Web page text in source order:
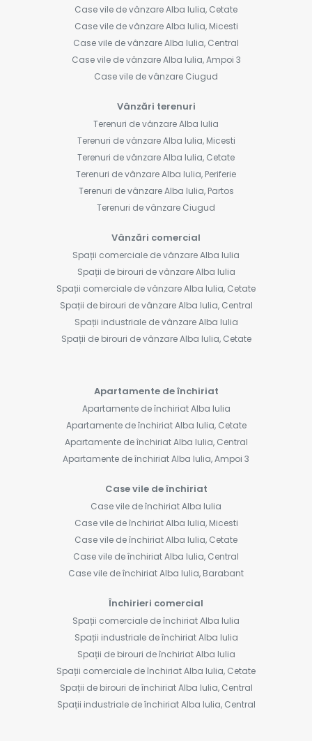
Case vile de vânzare Alba Iulia, Cetate
Case vile de vânzare Alba Iulia, Micesti
Case vile de vânzare Alba Iulia, Central
Case vile de vânzare Alba Iulia, Ampoi 3
Case vile de vânzare Ciugud
Vânzări terenuri
Terenuri de vânzare Alba Iulia
Terenuri de vânzare Alba Iulia, Micesti
Terenuri de vânzare Alba Iulia, Cetate
Terenuri de vânzare Alba Iulia, Periferie
Terenuri de vânzare Alba Iulia, Partos
Terenuri de vânzare Ciugud
Vânzări comercial
Spații comerciale de vânzare Alba Iulia
Spații de birouri de vânzare Alba Iulia
Spații comerciale de vânzare Alba Iulia, Cetate
Spații de birouri de vânzare Alba Iulia, Central
Spații industriale de vânzare Alba Iulia
Spații de birouri de vânzare Alba Iulia, Cetate
Apartamente de închiriat
Apartamente de închiriat Alba Iulia
Apartamente de închiriat Alba Iulia, Cetate
Apartamente de închiriat Alba Iulia, Central
Apartamente de închiriat Alba Iulia, Ampoi 3
Case vile de închiriat
Case vile de închiriat Alba Iulia
Case vile de închiriat Alba Iulia, Micesti
Case vile de închiriat Alba Iulia, Cetate
Case vile de închiriat Alba Iulia, Central
Case vile de închiriat Alba Iulia, Barabant
Închirieri comercial
Spații comerciale de închiriat Alba Iulia
Spații industriale de închiriat Alba Iulia
Spații de birouri de închiriat Alba Iulia
Spații comerciale de închiriat Alba Iulia, Cetate
Spații de birouri de închiriat Alba Iulia, Central
Spații industriale de închiriat Alba Iulia, Central